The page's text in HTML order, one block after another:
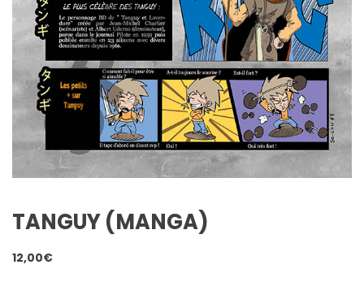
TANGUY (MANGA)
12,00€